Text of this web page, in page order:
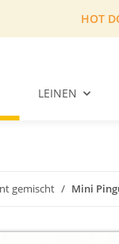
HOT
LEINEN
gemischt Mini